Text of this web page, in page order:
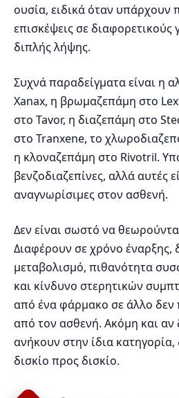
ουσία, ειδικά όταν
επισκέψεις σε διαφορετικούς
διπλής λήψης.
Συχνά παραδείγματα είναι η
Xanax, η βρωμαζεπάμη στο
στο Tavor, η διαζεπάμη στο
στο Tranxene, το
η κλοναζεπάμη στο Rivotril.
βενζοδιαζεπίνες, αλλά αυτές
αναγνωρίσιμες στον ασθενή.
Δεν είναι σωστό να
Διαφέρουν σε χρόνο έναρξης,
μεταβολισμό, πιθανότητα
και κίνδυνο στερητικών
από ένα φάρμακο σε άλλο δεν
από τον ασθενή. Ακόμη και
ανήκουν στην ίδια κατηγορία,
δισκίο προς δισκίο.